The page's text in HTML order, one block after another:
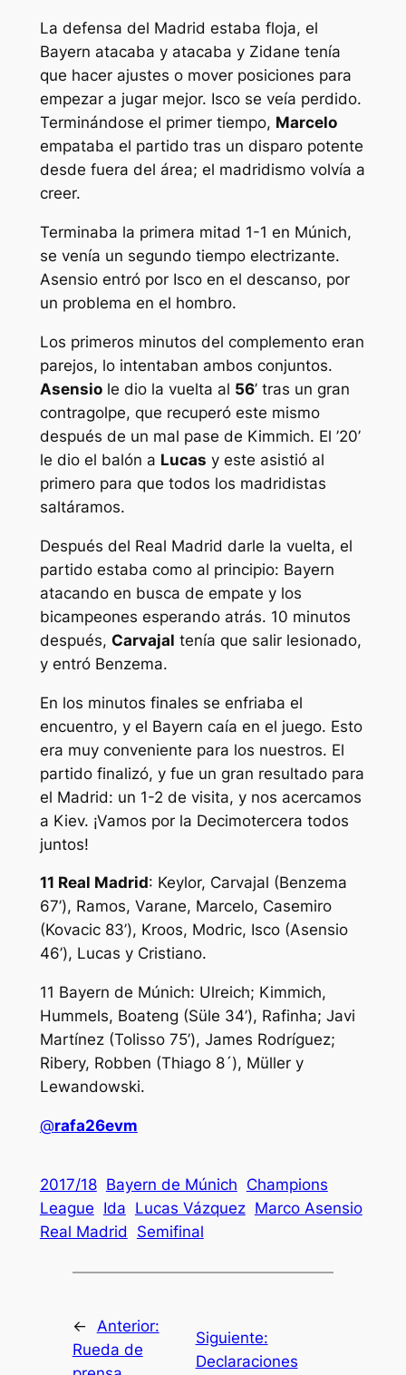
La defensa del Madrid estaba floja, el
Bayern atacaba y atacaba y Zidane tenía
que hacer ajustes o mover posiciones para
empezar a jugar mejor. Isco se veía perdido.
Terminándose el primer tiempo, Marcelo
empataba el partido tras un disparo potente
desde fuera del área; el madridismo volvía a
creer.
Terminaba la primera mitad 1-1 en Múnich,
se venía un segundo tiempo electrizante.
Asensio entró por Isco en el descanso, por
un problema en el hombro.
Los primeros minutos del complemento eran
parejos, lo intentaban ambos conjuntos.
Asensiole dio la vuelta al 56’ tras un gran
contragolpe, que recuperó este mismo
después de un mal pase de Kimmich. El ’20’
le dio el balón a Lucas y este asistió al
primero para que todos los madridistas
saltáramos.
Después del Real Madrid darle la vuelta, el
partido estaba como al principio: Bayern
atacando en busca de empate y los
bicampeones esperando atrás. 10 minutos
después, Carvajal tenía que salir lesionado,
y entró Benzema.
En los minutos finales se enfriaba el
encuentro, y el Bayern caía en el juego. Esto
era muy conveniente para los nuestros. El
partido finalizó, y fue un gran resultado para
el Madrid: un 1-2 de visita, y nos acercamos
a Kiev. ¡Vamos por la Decimotercera todos
juntos!
11 Real Madrid: Keylor, Carvajal (Benzema
67’), Ramos, Varane, Marcelo, Casemiro
(Kovacic 83’), Kroos, Modric, Isco (Asensio
46’), Lucas y Cristiano.
11 Bayern de Múnich: Ulreich; Kimmich,
Hummels, Boateng (Süle 34’), Rafinha; Javi
Martínez (Tolisso 75’), James Rodríguez;
Ribery, Robben (Thiago 8´), Müller y
Lewandowski.
@rafa26evm
2017/18 Bayern de Múnich Champions
League Ida Lucas Vázquez Marco Asensio
Real Madrid
Semifinal
←
Anterior:
Rueda de
Siguiente:
Declaraciones